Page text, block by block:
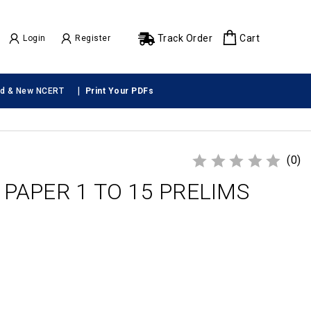
Login Register Track Order Cart
& New NCERT Print Your PDFs
(0)
1 TO 15 PRELIMS